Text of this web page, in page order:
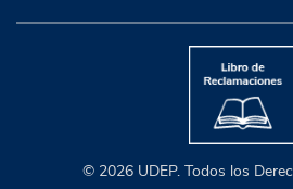
© 2026 UDEP. Todos los